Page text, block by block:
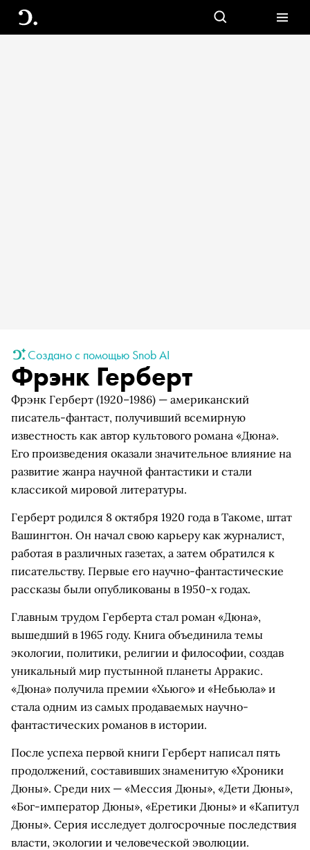
Создано с помощью Snob AI
Фрэнк Герберт
Фрэнк Герберт (1920–1986) — американский
писатель-фантаст, получивший всемирную
известность как автор культового романа «Дюна».
Его произведения оказали значительное влияние на
развитие жанра научной фантастики и стали
классикой мировой литературы.
Герберт родился 8 октября 1920 года в Такоме, штат
Вашингтон. Он начал свою карьеру как журналист,
работая в различных газетах, а затем обратился к
писательству. Первые его научно-фантастические
рассказы были опубликованы в 1950-х годах.
Главным трудом Герберта стал роман «Дюна»,
вышедший в 1965 году. Книга объединила темы
экологии, политики, религии и философии, создав
уникальный мир пустынной планеты Арракис.
«Дюна» получила премии «Хьюго» и «Небьюла» и
стала одним из самых продаваемых научно-
фантастических романов в истории.
После успеха первой книги Герберт написал пять
продолжений, составивших знаменитую «Хроники
Дюны». Среди них — «Мессия Дюны», «Дети Дюны»,
«Бог-император Дюны», «Еретики Дюны» и «Капитул
Дюны». Серия исследует долгосрочные последствия
власти, экологии и человеческой эволюции.